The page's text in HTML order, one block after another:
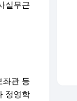
좌관 등
영학
기 때
혐의
신영수